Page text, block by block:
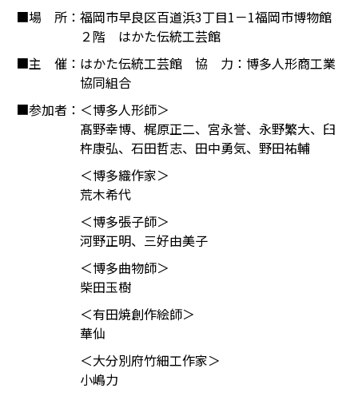
■場 所： 福岡市早良区百道浜3丁目1－1福岡市博物館
２階 はかた伝統工芸館
■主 催： はかた伝統工芸館 協 力：博多人形商工業
協同組合
■参加者： ＜博多人形師＞
髙野幸博、梶原正二、宮永誉、永野繁大、臼
杵康弘、石田哲志、田中勇気、野田祐輔
＜博多織作家＞
荒木希代
＜博多張子師＞
河野正明、三好由美子
＜博多曲物師＞
柴田玉樹
＜有田焼創作絵師＞
華仙
＜大分別府竹細工作家＞
小嶋力